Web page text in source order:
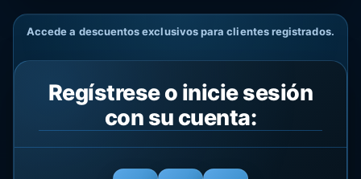
Accede a descuentos exclusivos para clientes registrados.
Regístrese o inicie sesión
con su cuenta: